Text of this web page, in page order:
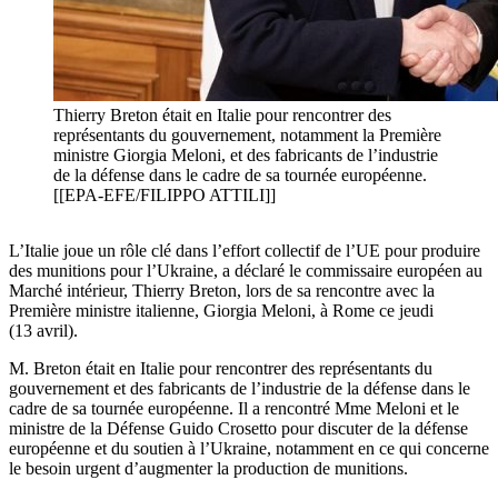
Thierry Breton était en Italie pour rencontrer des
représentants du gouvernement, notamment la Première
ministre Giorgia Meloni, et des fabricants de l’industrie
de la défense dans le cadre de sa tournée européenne.
[[EPA-EFE/FILIPPO ATTILI]]
L’Italie joue un rôle clé dans l’effort collectif de l’UE pour produire
des munitions pour l’Ukraine, a déclaré le commissaire européen au
Marché intérieur, Thierry Breton, lors de sa rencontre avec la
Première ministre italienne, Giorgia Meloni, à Rome ce jeudi
(13 avril).
M. Breton était en Italie pour rencontrer des représentants du
gouvernement et des fabricants de l’industrie de la défense dans le
cadre de sa tournée européenne. Il a rencontré Mme Meloni et le
ministre de la Défense Guido Crosetto pour discuter de la défense
européenne et du soutien à l’Ukraine, notamment en ce qui concerne
le besoin urgent d’augmenter la production de munitions.